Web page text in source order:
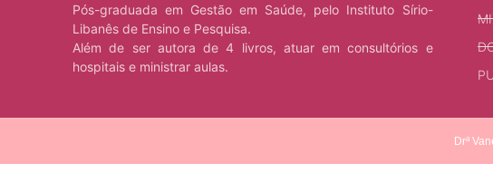
Pós-graduada em Gestão em Saúde, pelo Instituto Sírio-
Libanês de Ensino e Pesquisa.
Além de ser autora de 4 livros, atuar em consultórios e
hospitais e ministrar aulas.
Drª